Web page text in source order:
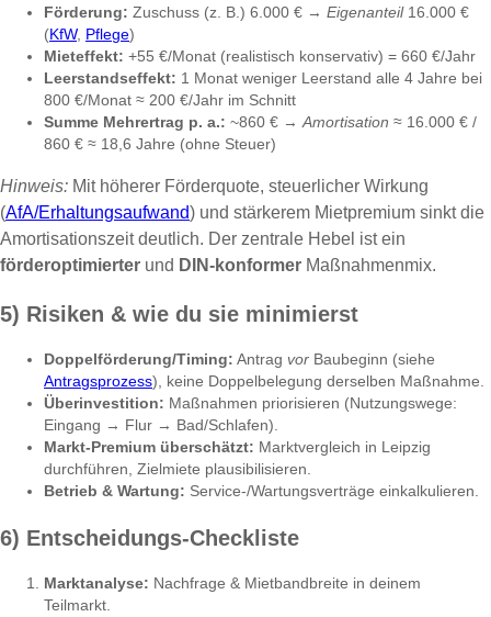
Förderung: Zuschuss (z. B.) 6.000 € → Eigenanteil16.000 €
(KfW, Pflege)
Mieteffekt: +55 €/Monat (realistisch konservativ) = 660 €/Jahr
Leerstandseffekt: 1 Monat weniger Leerstand alle 4 Jahre bei
800 €/Monat ≈ 200 €/Jahr im Schnitt
Summe Mehrertrag p. a.: ~860 € → Amortisation ≈ 16.000 € /
860 € ≈ 18,6 Jahre (ohne Steuer)
Hinweis: Mit höherer Förderquote, steuerlicher Wirkung
(AfA/Erhaltungsaufwand) und stärkerem Mietpremium sinkt die
Amortisationszeit deutlich. Der zentrale Hebel ist ein
förderoptimierter und DIN-konformer Maßnahmenmix.
5) Risiken & wie du sie minimierst
Doppelförderung/Timing: Antrag vor Baubeginn (siehe
Antragsprozess), keine Doppelbelegung derselben Maßnahme.
Überinvestition: Maßnahmen priorisieren (Nutzungswege:
Eingang → Flur → Bad/Schlafen).
Markt-Premium überschätzt: Marktvergleich in Leipzig
durchführen, Zielmiete plausibilisieren.
Betrieb & Wartung: Service-/Wartungsverträge einkalkulieren.
6) Entscheidungs-Checkliste
Marktanalyse: Nachfrage & Mietbandbreite in deinem
Teilmarkt.